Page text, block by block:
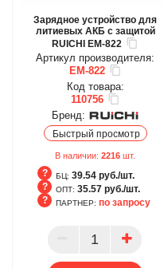
Зарядное устройство для
литиевых АКБ с защитой
RUICHI EM-822
Артикул производителя:
EM-822
Код товара:
110756
Бренд:
Быстрый просмотр
В наличии: 2216 шт.
БЦ: 39.54 руб./шт.
ОПТ: 35.57 руб./шт.
ПАРТНЕР
ПАРТНЕР: по запросу